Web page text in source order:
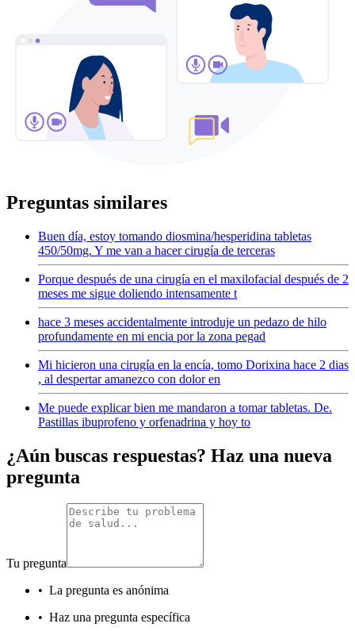
Preguntas similares
Buen día, estoy tomando diosmina/hesperidina tabletas
450/50mg. Y me van a hacer cirugía de terceras
Porque después de una cirugía en el maxilofacial después de 2
meses me sigue doliendo intensamente t
hace 3 meses accidentalmente introduje un pedazo de hilo
profundamente en mi encia por la zona pegad
Mi hicieron una cirugía en la encía, tomo Dorixina hace 2 dias
, al despertar amanezco con dolor en
Me puede explicar bien me mandaron a tomar tabletas. De.
Pastillas ibuprofeno y orfenadrina y hoy to
¿Aún buscas respuestas? Haz una nueva
pregunta
Tu pregunta
• La pregunta es anónima
• Haz una pregunta específica